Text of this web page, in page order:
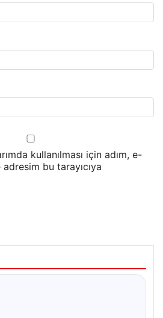
kullanılması için adım, e-
bu tarayıcıya